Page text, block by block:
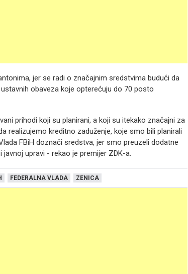
jer se radi o značajnim sredstvima budući da
obaveza koje opterećuju do 70 posto
prihodi koji su planirani, a koji su itekako značajni za
realizujemo kreditno zaduženje, koje smo bili planirali
FBiH doznači sredstva, jer smo preuzeli dodatne
upravi - rekao je premijer ZDK-a.
FEDERALNA VLADA ZENICA